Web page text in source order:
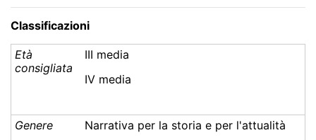
Classificazioni
Età
consigliata
III media
IV media
Genere Narrativa per la storia e per l'attualità